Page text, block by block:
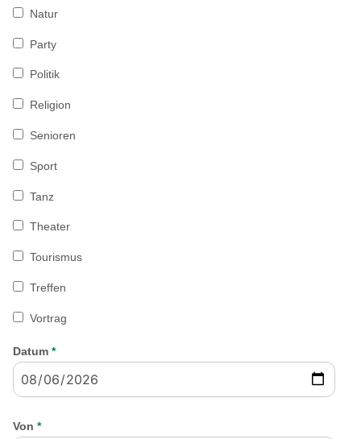
Natur
Party
Politik
Religion
Senioren
Sport
Tanz
Theater
Tourismus
Treffen
Vortrag
Datum *
Von *